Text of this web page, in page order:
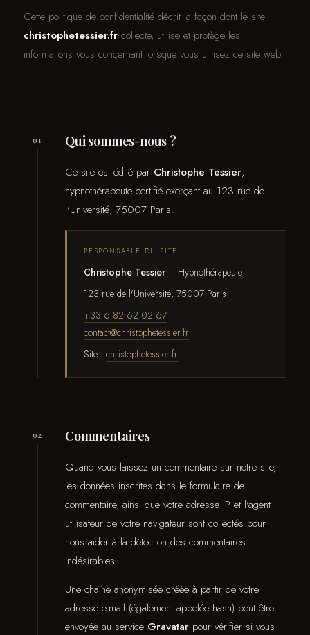
Gestion du poids
Vidéos d'hypnose
+33 6 82 62 02 67 Paris 7e · Invalides
Cette politique de confidentialité décrit la façon dont le site
christophetessier.fr collecte, utilise et protège les
informations vous concernant lorsque vous utilisez ce site web.
01 Qui sommes-nous ?
Ce site est édité par Christophe Tessier,
hypnothérapeute certifié exerçant au 123 rue de
l'Université, 75007 Paris.
RESPONSABLE DU SITE
Christophe Tessier – Hypnothérapeute
123 rue de l'Université, 75007 Paris
+33 6 82 62 02 67 ·
contact@christophetessier.fr
Site : christophetessier.fr
02 Commentaires
Quand vous laissez un commentaire sur notre site,
les données inscrites dans le formulaire de
commentaire, ainsi que votre adresse IP et l'agent
utilisateur de votre navigateur sont collectés pour
nous aider à la détection des commentaires
indésirables.
Une chaîne anonymisée créée à partir de votre
adresse e-mail (également appelée hash) peut être
envoyée au service Gravatar pour vérifier si vous